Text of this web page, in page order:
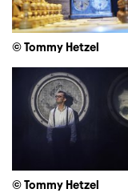
© Tommy Hetzel
© Tommy Hetzel